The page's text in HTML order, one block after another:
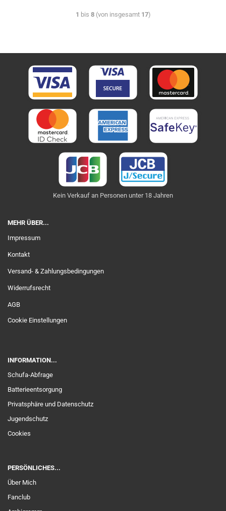
1 bis 8(von insgesamt 17)
Kein Verkauf an Personen unter 18 Jahren
MEHR ÜBER...
Impressum
Kontakt
Versand- & Zahlungsbedingungen
Widerrufsrecht
AGB
Cookie Einstellungen
INFORMATION...
Schufa-Abfrage
Batterieentsorgung
Privatsphäre und Datenschutz
Jugendschutz
Cookies
PERSÖNLICHES...
Über Mich
Fanclub